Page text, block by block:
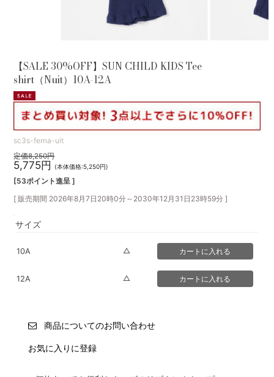
【SALE 30%OFF】SUN CHILD KIDS Tee
shirt（Nuit）10A-12A
sc3s-ferna-uit
定価8,250円
5,775円 (本体価格:5,250円)
[53ポイント進呈 ]
[ 販売期間 2026年8月7日20時0分～ 2030年12月31日23時59分 ]
サイズ
10A △
12A △
商品についてのお問い合わせ
お気に入りに登録